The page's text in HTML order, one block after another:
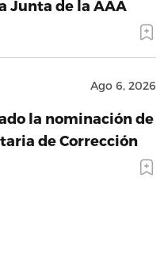
Junta de la AAA
Ago 6, 2026
la nominación de
de Corrección